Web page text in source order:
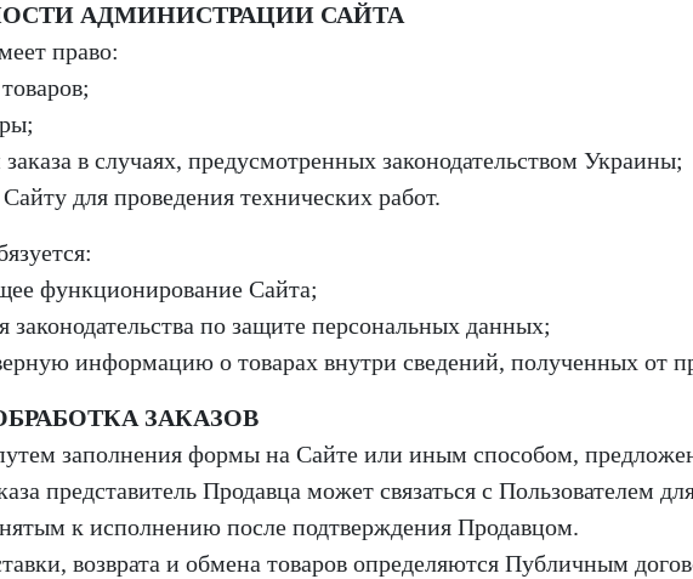
АДМИНИСТРАЦИИ САЙТА
право:
в случаях, предусмотренных законодательством Украины;
для проведения технических работ.
функционирование Сайта;
по защите персональных данных;
информацию о товарах внутри сведений, полученных от
ЗАКАЗОВ
заполнения формы на Сайте или иным способом,
представитель Продавца может связаться с Пользователем
к исполнению после подтверждения Продавцом.
возврата и обмена товаров определяются Публичным